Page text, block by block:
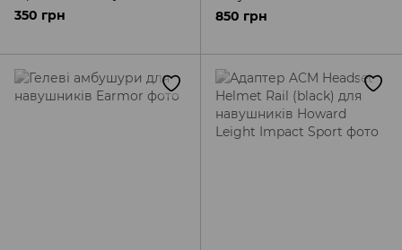
(multicam)
350 грн 850 грн